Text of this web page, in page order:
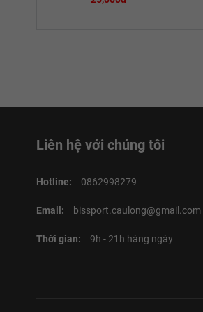
Liên hệ với chúng tôi
Hotline: 0862998279
Email: bissport.caulong@gmail.com
Thời gian: 9h - 21h hàng ngày